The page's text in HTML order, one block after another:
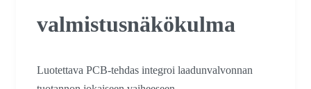
valmistusnäkökulma
Luotettava PCB-tehdas integroi laadunvalvonnan